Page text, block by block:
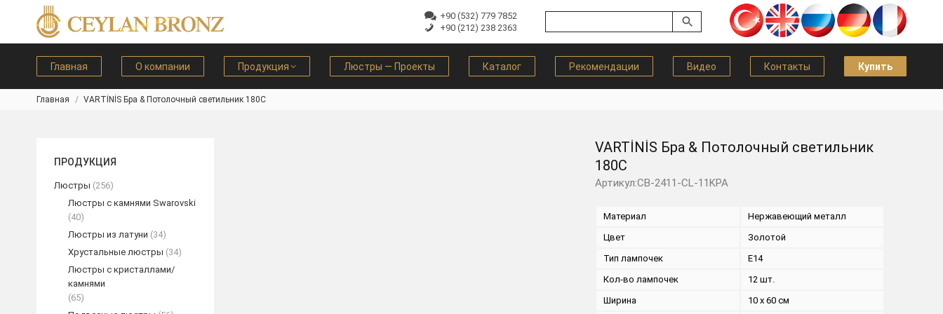
+90 (532) 779 7852
+90 (212) 238 2363
Главная О компании Продукция Люстры — Проекты Каталог Рекомендации Видео Контакты Купить
Вы здесь:
Главная VARTİNİS Бра & Потолочный светильник 180C
VARTİNİS Бра & Потолочный светильник
180C
Артикул:CB-2411-CL-11KPA
Материал
Нержавеющий металл
Цвет
Золотой
Тип лампочек
E14
Кол-во лампочек
12 шт.
Ширина
10 x 60 см
ПРОДУКЦИЯ
Люстры (256)
Люстры с камнями Swarovski
(40)
Люстры из латуни (34)
Хрустальные люстры (34)
Люстры с кристаллами/
камнями
(65)